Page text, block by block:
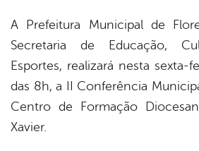
A Prefeitura Municipal de
Secretaria de Educação,
Esportes, realizará nesta sexta-
das 8h, a II Conferência
Centro de Formação
Xavier.